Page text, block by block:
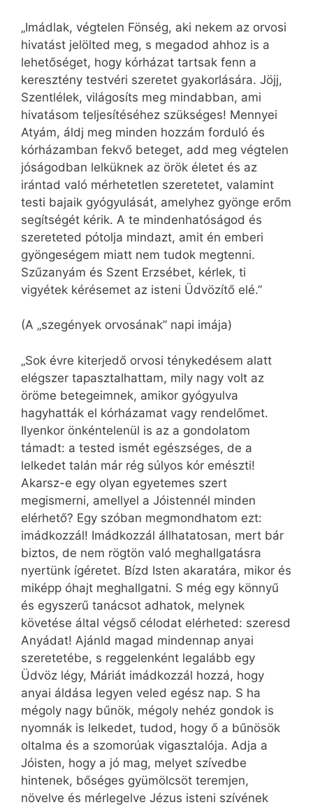
„Imádlak, végtelen Fönség, aki nekem az orvosi
hivatást jelölted meg, s megadod ahhoz is a
lehetőséget, hogy kórházat tartsak fenn a
keresztény testvéri szeretet gyakorlására. Jöjj,
Szentlélek, világosíts meg mindabban, ami
hivatásom teljesítéséhez szükséges! Mennyei
Atyám, áldj meg minden hozzám forduló és
kórházamban fekvő beteget, add meg végtelen
jóságodban lelküknek az örök életet és az
irántad való mérhetetlen szeretetet, valamint
testi bajaik gyógyulását, amelyhez gyönge erőm
segítségét kérik. A te mindenhatóságod és
szereteted pótolja mindazt, amit én emberi
gyöngeségem miatt nem tudok megtenni.
Szűzanyám és Szent Erzsébet, kérlek, ti
vigyétek kérésemet az isteni Üdvözítő elé.”
(A „szegények orvosának” napi imája)
„Sok évre kiterjedő orvosi ténykedésem alatt
elégszer tapasztalhattam, mily nagy volt az
öröme betegeimnek, amikor gyógyulva
hagyhatták el kórházamat vagy rendelőmet.
Ilyenkor önkéntelenül is az a gondolatom
támadt: a tested ismét egészséges, de a
lelkedet talán már rég súlyos kór emészti!
Akarsz-e egy olyan egyetemes szert
megismerni, amellyel a Jóistennél minden
elérhető? Egy szóban megmondhatom ezt:
imádkozzál! Imádkozzál állhatatosan, mert bár
biztos, de nem rögtön való meghallgatásra
nyertünk ígéretet. Bízd Isten akaratára, mikor és
miképp óhajt meghallgatni. S még egy könnyű
és egyszerű tanácsot adhatok, melynek
követése által végső célodat elérheted: szeresd
Anyádat! Ajánld magad mindennap anyai
szeretetébe, s reggelenként legalább egy
Üdvöz légy, Máriát imádkozzál hozzá, hogy
anyai áldása legyen veled egész nap. S ha
mégoly nagy bűnök, mégoly nehéz gondok is
nyomnák is lelkedet, tudod, hogy ő a bűnösök
oltalma és a szomorúak vigasztalója. Adja a
Jóisten, hogy a jó mag, melyet szívedbe
hintenek, bőséges gyümölcsöt teremjen,
növelve és mérlegelve Jézus isteni szívének